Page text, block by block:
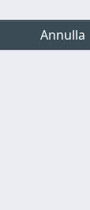
Annulla